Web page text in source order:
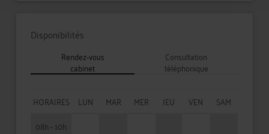
Disponibilités
Rendez-vous
cabinet
Consultation
téléphonique
HORAIRES LUN MAR MER JEU VEN
SAM
08h - 10h